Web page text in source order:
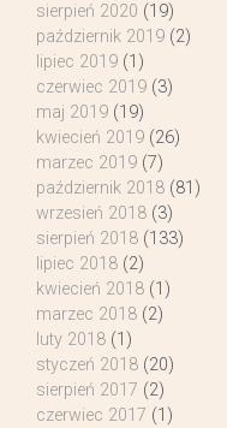
sierpień 2020 (19)
październik 2019 (2)
lipiec 2019 (1)
czerwiec 2019 (3)
maj 2019 (19)
kwiecień 2019 (26)
marzec 2019 (7)
październik 2018 (81)
wrzesień 2018 (3)
sierpień 2018 (133)
lipiec 2018 (2)
kwiecień 2018 (1)
marzec 2018 (2)
luty 2018 (1)
styczeń 2018 (20)
sierpień 2017 (2)
czerwiec 2017 (1)